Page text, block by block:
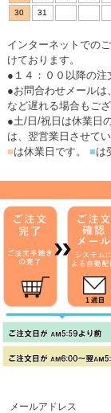
30
31
インターネットでの
けております。
●１４：００以降の注
●お問合わせメール
など遅れる場合もご
●土/日/祝日は休業日
は、翌営業日させてい
■は休業日です。 ■は
メールアドレス